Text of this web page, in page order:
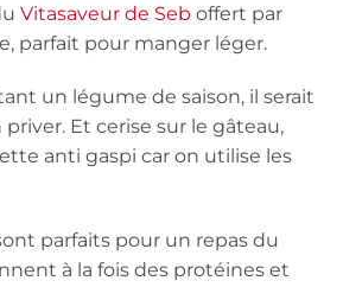
Vitasaveur de Seb offert par
parfait pour manger léger.
un légume de saison, il serait
Et cerise sur le gâteau,
anti gaspi car on utilise les
parfaits pour un repas du
à la fois des protéines et